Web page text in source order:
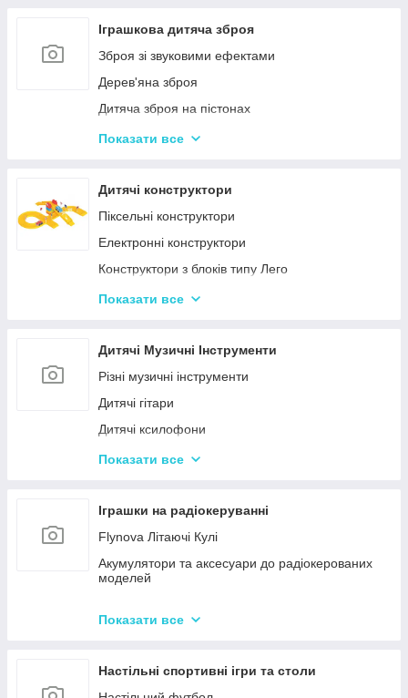
Дитячий іграшковий інструмент
Іграшкові роботи-трансформери
Ігрові рольові набори для хлопчиків
Іграшкова дитяча зброя
Зброя зі звуковими ефектами
Дерев'яна зброя
Дитяча зброя на пістонах
Дитячі водяні пістолети, автомати
Дитячі іграшкові луки, стріли, арбалети
Іграшкові пістолети
Дитячі пістолети, гвинтівки з м'якими кулями
Показати все
Дитячі конструктори
Піксельні конструктори
Електронні конструктори
Конструктори з блоків типу Лего
Конструктор для малюків з великими деталями
Тривимірні пазли-конструктори
Металеві конструктори
Показати все
Дитячі Музичні Інструменти
Різні музичні інструменти
Дитячі гітари
Дитячі ксилофони
Дитячі Синтезатори та Піаніно
Показати все
Іграшки на радіокеруванні
Flynova Літаючі Кулі
Акумулятори та аксесуари до радіокерованих
моделей
Показати все
Настільні спортивні ігри та столи